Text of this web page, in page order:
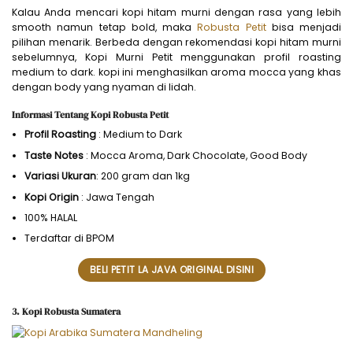
Kalau Anda mencari kopi hitam murni dengan rasa yang lebih
smooth namun tetap bold, makaRobusta Petitbisa menjadi
pilihan menarik. Berbeda dengan rekomendasi kopi hitam murni
sebelumnya, Kopi Murni Petit menggunakan profil roasting
medium to dark. kopi ini menghasilkan aroma mocca yang khas
dengan body yang nyaman di lidah.
Informasi Tentang Kopi Robusta Petit
Profil Roasting : Medium to Dark
Taste Notes : Mocca Aroma, Dark Chocolate, Good Body
Variasi Ukuran: 200 gram dan 1kg
Kopi Origin : Jawa Tengah
100% HALAL
Terdaftar di BPOM
BELI PETIT LA JAVA ORIGINAL DISINI
3. Kopi Robusta Sumatera